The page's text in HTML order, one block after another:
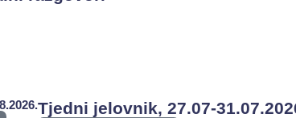
Tjedni jelovnik, 27.07-